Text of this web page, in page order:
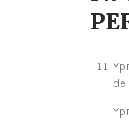
de